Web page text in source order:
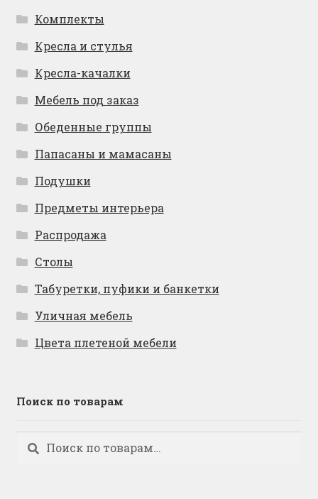
Комплекты
Кресла и стулья
Кресла-качалки
Мебель под заказ
Обеденные группы
Папасаны и мамасаны
Подушки
Предметы интерьера
Распродажа
Столы
Табуретки, пуфики и банкетки
Уличная мебель
Цвета плетеной мебели
Поиск по товарам
Искать:
Поиск